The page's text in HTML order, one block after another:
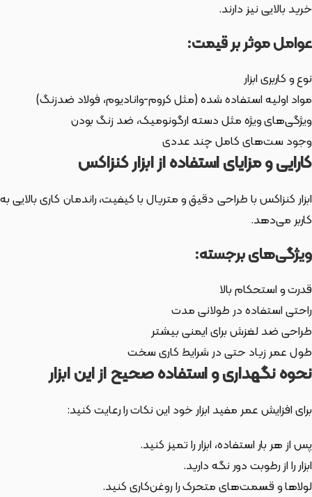
خرید بالایی نیز دارند.
عوامل موثر بر قیمت:
نوع و کاربری ابزار
مواد اولیه استفاده شده (مثل کروم-وانادیوم، فولاد ضدزنگ)
ویژگی‌های ویژه مثل دسته ارگونومیک، ضد زنگ بودن
وجود ست‌های کامل چند عددی
کارایی و مزایای استفاده از ابزار کنزاکس
ابزار کنزاکس با طراحی دقیق و متریال با کیفیت، راندمان کاری بالایی به
کاربر می‌دهد.
ویژگی‌های برجسته:
قدرت و استحکام بالا
راحتی استفاده در طولانی مدت
طراحی ضد لغزش برای ایمنی بیشتر
طول عمر زیاد حتی در شرایط کاری سخت
نحوه نگهداری و استفاده صحیح از این ابزار
برای افزایش عمر مفید ابزار خود این نکات را رعایت کنید:
پس از هر بار استفاده، ابزار را تمیز کنید.
ابزار را از رطوبت دور نگه دارید.
لولاها و قسمت‌های متحرک را روغن‌کاری کنید.